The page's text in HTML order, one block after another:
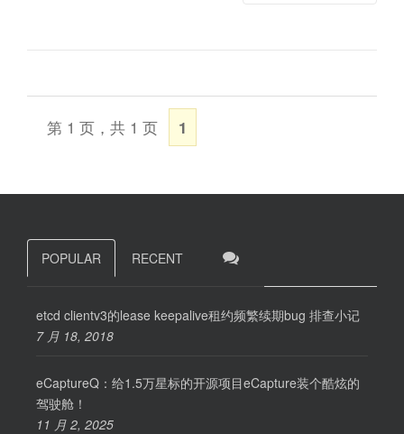
第 1 页，共 1 页 1
POPULAR RECENT
etcd clientv3的lease keepalive租约频繁续期bug 排查小记
7 月 18, 2018
eCaptureQ：给1.5万星标的开源项目eCapture装个酷炫的
驾驶舱！
11 月 2, 2025